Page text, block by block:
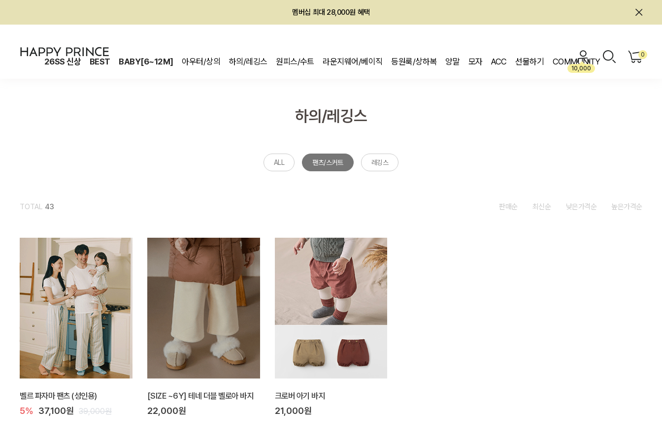
멤버십 최대 28,000원 혜택
26SS 신상 BEST BABY[6~12M] 아우터/상의 하의/레깅스 원피스/수트 라운지웨어/베이직 등원룩/상하복 양말 모자 ACC 선물하기 COMMUNITY
10,000
0
하의/레깅스
ALL 팬츠/스커트 레깅스
TOTAL 43 판매순 최신순 낮은가격순 높은가격순
벨르 파자마 팬츠 (성인용)
5% 37,100원 39,000원
[SIZE ~6Y] 테네 더블 벨로아 바지
22,000원
크로버 아기 바지
21,000원